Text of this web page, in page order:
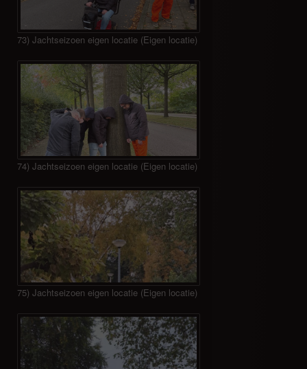
73) Jachtseizoen eigen locatie (Eigen locatie)
74) Jachtseizoen eigen locatie (Eigen locatie)
75) Jachtseizoen eigen locatie (Eigen locatie)